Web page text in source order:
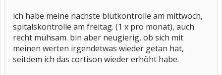
ich habe meine nächste blutkontrolle am mittwoch,
spitalskontrolle am freitag. (1 x pro monat), auch
recht mühsam. bin aber neugierig, ob sich mit
meinen werten irgendetwas wieder getan hat,
seitdem ich das cortison wieder erhöht habe.